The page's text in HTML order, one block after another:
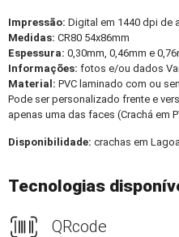
Impressão: Digital em 1440 dpi de
Medidas: CR80 54x86mm
Espessura: 0,30mm, 0,46mm e
Informações: fotos e/ou dados
Material: PVC laminado com ou
Pode ser personalizado frente e
apenas uma das faces (Crachá em
Disponibilidade: crachas em
Tecnologias
QRcode